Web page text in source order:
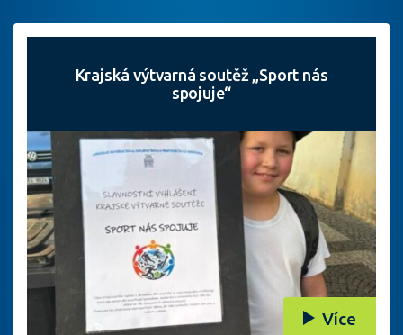
Krajská výtvarná soutěž „Sport nás
spojuje“
Více